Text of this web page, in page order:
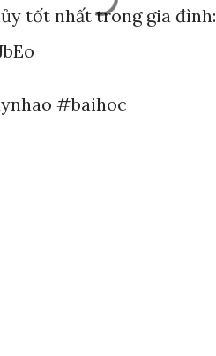
tốt nhất trong gia đình:
#baihoc